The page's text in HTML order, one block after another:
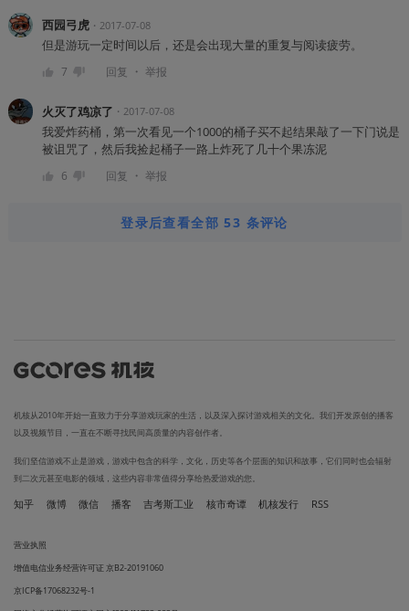
西园弓虎・ 2017-07-08
但是游玩一定时间以后，还是会出现大量的重复与阅读疲劳。
7 回复 ・ 举报
火灭了鸡凉了 ・ 2017-07-08
我爱炸药桶，第一次看见一个1000的桶子买不起结果敲了一下门说是
被诅咒了，然后我捡起桶子一路上炸死了几十个果冻泥
6 回复 ・ 举报
登录后查看全部 53 条评论
机核从2010年开始一直致力于分享游戏玩家的生活，以及深入探讨游戏相关的文化。我们开发原创的播客
以及视频节目，一直在不断寻找民间高质量的内容创作者。
我们坚信游戏不止是游戏，游戏中包含的科学，文化，历史等各个层面的知识和故事，它们同时也会辐射
到二次元甚至电影的领域，这些内容非常值得分享给热爱游戏的您。
知乎 微博 微信 播客 吉考斯工业 核市奇谭 机核发行 RSS
营业执照
增值电信业务经营许可证 京B2-20191060
京ICP备17068232号-1